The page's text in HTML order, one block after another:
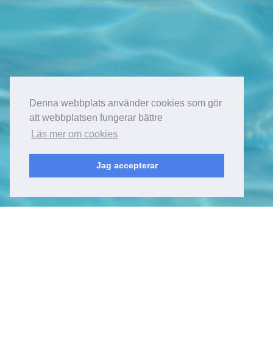
Denna webbplats använder cookies som gör
att webbplatsen fungerar bättre
Läs mer om cookies
Jag accepterar